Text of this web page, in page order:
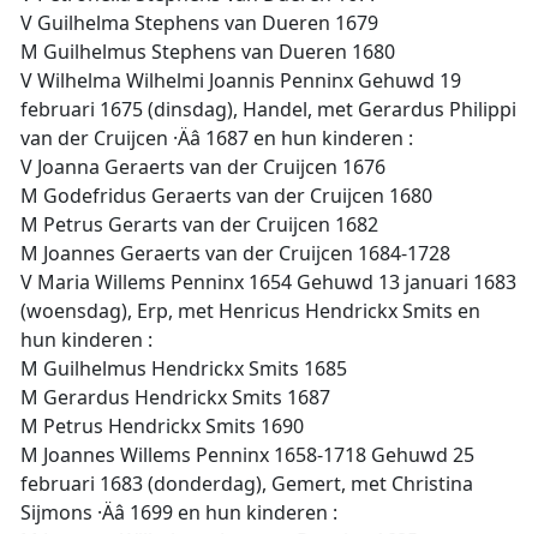
V Guilhelma Stephens van Dueren 1679
M Guilhelmus Stephens van Dueren 1680
V Wilhelma Wilhelmi Joannis Penninx Gehuwd 19
februari 1675 (dinsdag), Handel, met Gerardus Philippi
van der Cruijcen ·Äâ 1687 en hun kinderen :
V Joanna Geraerts van der Cruijcen 1676
M Godefridus Geraerts van der Cruijcen 1680
M Petrus Gerarts van der Cruijcen 1682
M Joannes Geraerts van der Cruijcen 1684-1728
V Maria Willems Penninx 1654 Gehuwd 13 januari 1683
(woensdag), Erp, met Henricus Hendrickx Smits en
hun kinderen :
M Guilhelmus Hendrickx Smits 1685
M Gerardus Hendrickx Smits 1687
M Petrus Hendrickx Smits 1690
M Joannes Willems Penninx 1658-1718 Gehuwd 25
februari 1683 (donderdag), Gemert, met Christina
Sijmons ·Äâ 1699 en hun kinderen :